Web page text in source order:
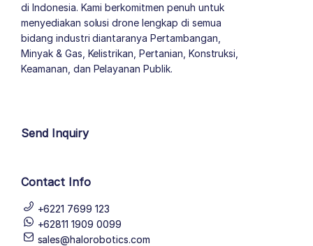
di Indonesia. Kami berkomitmen penuh untuk
menyediakan solusi drone lengkap di semua
bidang industri diantaranya Pertambangan,
Minyak & Gas, Kelistrikan, Pertanian, Konstruksi,
Keamanan, dan Pelayanan Publik.
Send Inquiry
Contact Info
+6221 7699 123
+62811 1909 0099
sales@halorobotics.com